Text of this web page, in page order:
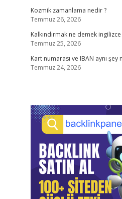
Kozmik zamanlama nedir ?
Temmuz 26, 2026
Kalkındırmak ne demek ingilizce
Temmuz 25, 2026
Kart numarası ve IBAN aynı şey
Temmuz 24, 2026